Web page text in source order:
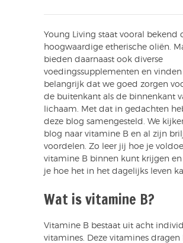
Young Living staat vooral bekend
hoogwaardige etherische oliën.
bieden daarnaast ook diverse
voedingssupplementen en vinden
belangrijk dat we goed zorgen
de buitenkant als de binnenkant
lichaam. Met dat in gedachten
deze blog samengesteld. We
blog naar vitamine B en al zijn
voordelen. Zo leer jij hoe je
vitamine B binnen kunt krijgen
je hoe het in het dagelijks leven
Wat is vitamine B?
Vitamine B bestaat uit acht
vitamines. Deze vitamines dragen